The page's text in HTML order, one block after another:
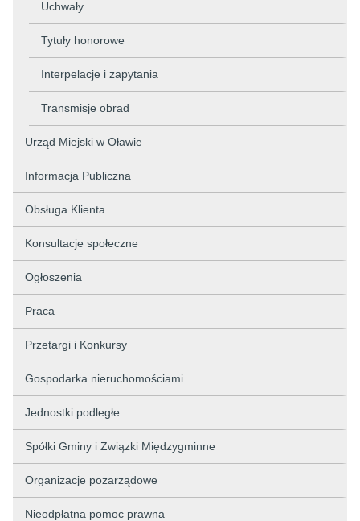
Uchwały
Tytuły honorowe
Interpelacje i zapytania
Transmisje obrad
Urząd Miejski w Oławie
Informacja Publiczna
Obsługa Klienta
Konsultacje społeczne
Ogłoszenia
Praca
Przetargi i Konkursy
Gospodarka nieruchomościami
Jednostki podległe
Spółki Gminy i Związki Międzygminne
Organizacje pozarządowe
Nieodpłatna pomoc prawna